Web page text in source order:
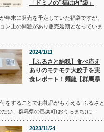
「ドミノの”福は内”袋」
年末に発売を予定していた福袋ですが、
ン上の問題があり販売延期となっていま
2024/1/11
【ふるさと納税】食べ応え
ありのモチモチ大餃子を実
食レポート！麺龍【群馬県
をすることでお礼品がもらえる“ふるさと
たび、群馬県の邑楽町(おうらまち)に…
2023/11/24